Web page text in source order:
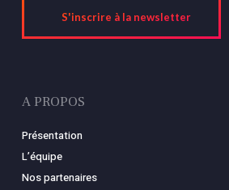
S'inscrire à la newsletter
A PROPOS
Présentation
L’équipe
Nos partenaires